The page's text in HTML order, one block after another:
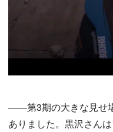
——第3期の大きな見せ
ありました。黒沢さん